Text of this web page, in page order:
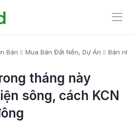
Bán Mua Bán Đất Nền, Dự Án Bán
tháng này
sông, cách KCN